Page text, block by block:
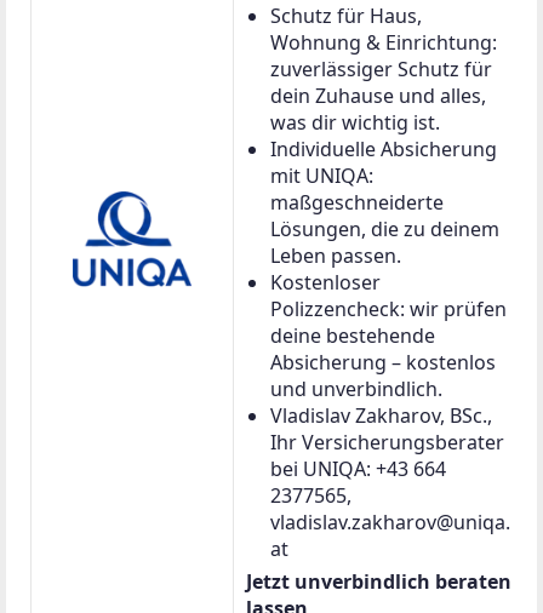
Schutz für Haus,
Wohnung & Einrichtung:
zuverlässiger Schutz für
dein Zuhause und alles,
was dir wichtig ist.
Individuelle Absicherung
mit UNIQA:
maßgeschneiderte
Lösungen, die zu deinem
Leben passen.
Kostenloser
Polizzencheck: wir prüfen
deine bestehende
Absicherung – kostenlos
und unverbindlich.
Vladislav Zakharov, BSc.,
Ihr Versicherungsberater
bei UNIQA: +43 664
2377565,
vladislav.zakharov@uniqa.
at
Jetzt unverbindlich beraten
lassen